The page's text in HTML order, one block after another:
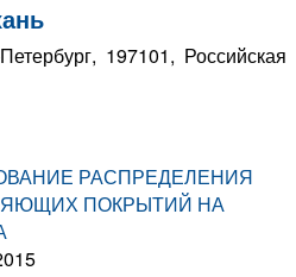
197101, Российская
РАСПРЕДЕЛЕНИЯ
ПОКРЫТИЙ НА